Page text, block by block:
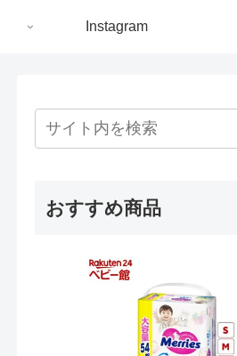
Instagram
おすすめ商品